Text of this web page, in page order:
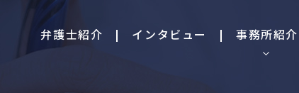
弁護士紹介 インタビュー 事務所紹介